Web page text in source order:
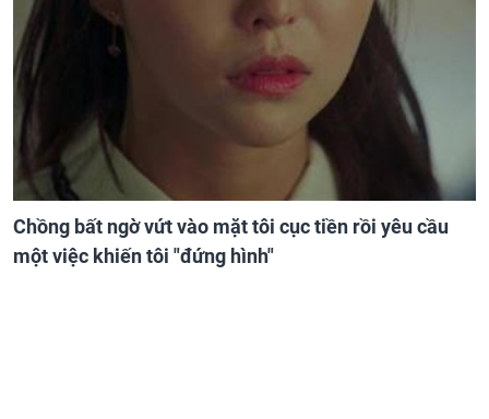
Chồng bất ngờ vứt vào mặt tôi cục tiền rồi yêu cầu
một việc khiến tôi "đứng hình"